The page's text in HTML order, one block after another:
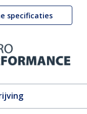
specificaties